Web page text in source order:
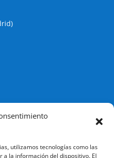
utilizamos tecnologías como las
la información del dispositivo. El